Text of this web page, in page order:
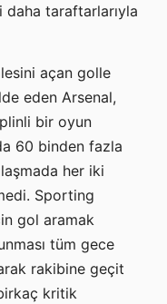
taraftarlarıyla
açan golle
eden Arsenal,
bir oyun
60 binden fazla
her iki
Sporting
gol aramak
tüm gece
rakibine geçit
kritik